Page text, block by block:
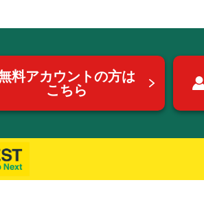
料アカウントの方は
こちら